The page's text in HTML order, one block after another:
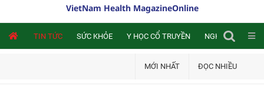
VietNam Health MagazineOnline
TIN TỨC SỨC KHỎE Y HỌC CỔ TRUYỀN NGHIÊN CỨU
MỚI NHẤT ĐỌC NHIỀU